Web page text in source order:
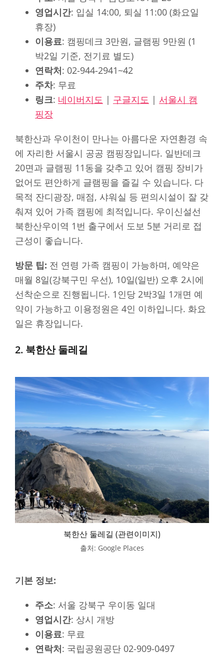
영업시간: 입실 14:00, 퇴실 11:00 (화요일
휴장)
이용료: 캠핑데크 3만원, 글램핑 9만원 (1
박2일 기준, 전기료 별도)
연락처: 02-944-2941~42
주차: 무료
링크: 네이버지도 | 구글지도 | 서울시 캠
핑장
북한산과 우이천이 만나는 아름다운 자연환경 속
에 자리한 서울시 공공 캠핑장입니다. 일반데크
20면과 글램핑 11동을 갖추고 있어 캠핑 장비가
없어도 편안하게 글램핑을 즐길 수 있습니다. 다
목적 잔디광장, 매점, 샤워실 등 편의시설이 잘 갖
춰져 있어 가족 캠핑에 최적입니다. 우이신설선
북한산우이역 1번 출구에서 도보 5분 거리로 접
근성이 좋습니다.
방문 팁: 전 연령 가족 캠핑이 가능하며, 예약은
매월 8일(강북구민 우선), 10일(일반) 오후 2시에
선착순으로 진행됩니다. 1인당 2박3일 1개면 예
약이 가능하고 이용정원은 4인 이하입니다. 화요
일은 휴장입니다.
2. 북한산 둘레길
북한산 둘레길 (관련이미지)
출처: Google Places
기본 정보:
주소: 서울 강북구 우이동 일대
영업시간: 상시 개방
이용료: 무료
연락처: 국립공원공단 02-909-0497